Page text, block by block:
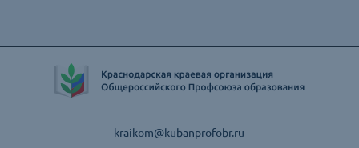
kraikom@kubanprofobr.ru